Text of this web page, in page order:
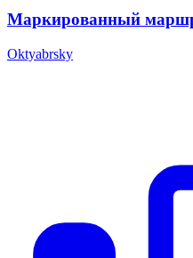
Маркированный
Oktyabrsky